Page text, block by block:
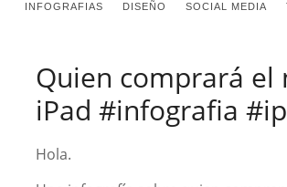
INFOGRAFIAS DISEÑO SOCIAL MEDIA
Quien comprará el
iPad #infografia
Hola.